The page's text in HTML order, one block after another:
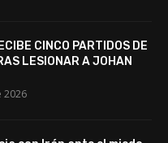
CINCO PARTIDOS DE
LESIONAR A JOHAN
2026